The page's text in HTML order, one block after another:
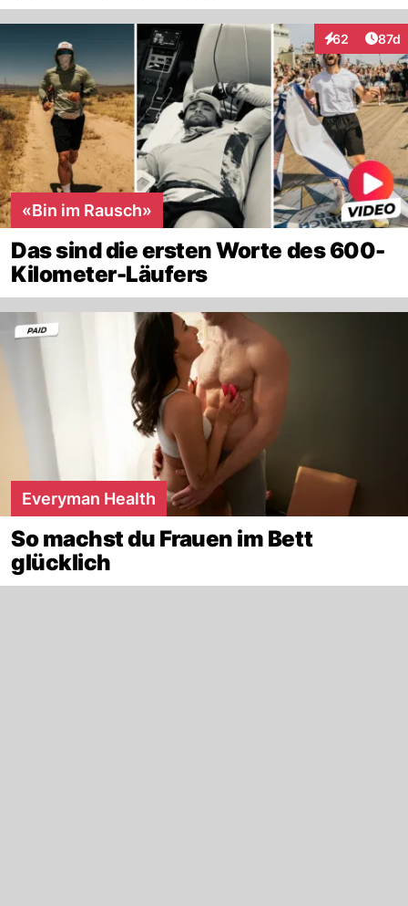
62
Interaktionen
87d
«Bin im Rausch»
Das sind die ersten Worte des 600-
Kilometer-Läufers
Everyman Health
So machst du Frauen im Bett
glücklich